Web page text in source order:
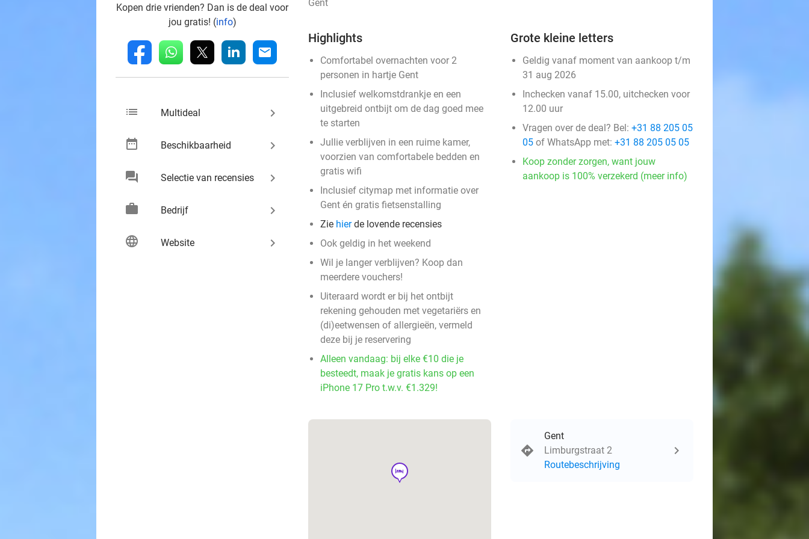
Kopen drie vrienden? Dan is de deal voor
jou gratis! (info)
fb whatsapp linkedin mail
list Multideal keyboard_arrow_right
date_range Beschikbaarheid keyboard_arrow_right
chat Selectie van recensies keyboard_arrow_right
work Bedrijf keyboard_arrow_right
language Website keyboard_arrow_right
Gent
Highlights
Comfortabel overnachten voor 2
personen in hartje Gent
Inclusief welkomstdrankje en een
uitgebreid ontbijt om de dag goed mee
te starten
Jullie verblijven in een ruime kamer,
voorzien van comfortabele bedden en
gratis wifi
Inclusief citymap met informatie over
Gent én gratis fietsenstalling
Zie hierde lovende recensies
Ook geldig in het weekend
Wil je langer verblijven? Koop dan
meerdere vouchers!
Uiteraard wordt er bij het ontbijt
rekening gehouden met vegetariërs en
(di)eetwensen of allergieën, vermeld
deze bij je reservering
Alleen vandaag: bij elke €10 die je
besteedt, maak je gratis kans op een
iPhone 17 Pro t.w.v. €1.329!
Grote kleine letters
Geldig vanaf moment van aankoop t/m
31 aug 2026
Inchecken vanaf 15.00, uitchecken voor
12.00 uur
Vragen over de deal? Bel: +31 88 205 05
05 of WhatsApp met: +31 88 205 05 05
Koop zonder zorgen, want jouw
aankoop is 100% verzekerd (meer info)
hotel
Gent
Limburgstraat 2
Routebeschrijving